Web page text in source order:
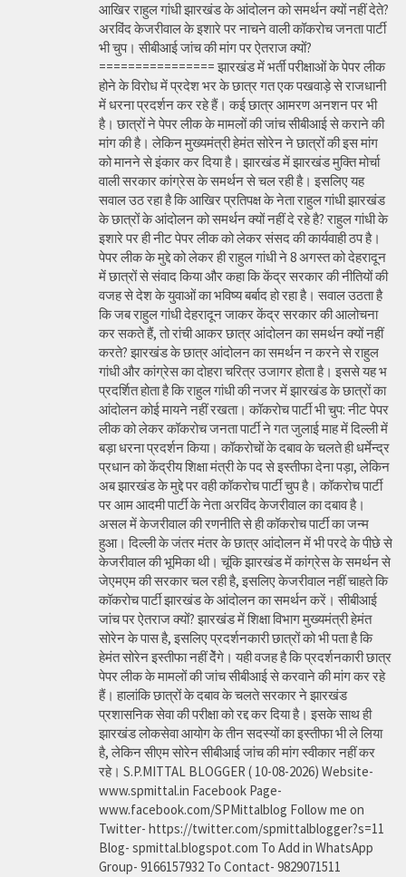
आखिर राहुल गांधी झारखंड के आंदोलन को समर्थन क्यों नहीं देते?
अरविंद केजरीवाल के इशारे पर नाचने वाली कॉकरोच जनता पार्टी
भी चुप। सीबीआई जांच की मांग पर ऐतराज क्यों?
================ झारखंड में भर्ती परीक्षाओं के पेपर लीक
होने के विरोध में प्रदेश भर के छात्र गत एक पखवाड़े से राजधानी
में धरना प्रदर्शन कर रहे हैं। कई छात्र आमरण अनशन पर भी
है। छात्रों ने पेपर लीक के मामलों की जांच सीबीआई से कराने की
मांग की है। लेकिन मुख्यमंत्री हेमंत सोरेन ने छात्रों की इस मांग
को मानने से इंकार कर दिया है। झारखंड में झारखंड मुक्ति मोर्चा
वाली सरकार कांग्रेस के समर्थन से चल रही है। इसलिए यह
सवाल उठ रहा है कि आखिर प्रतिपक्ष के नेता राहुल गांधी झारखंड
के छात्रों के आंदोलन को समर्थन क्यों नहीं दे रहे है? राहुल गांधी के
इशारे पर ही नीट पेपर लीक को लेकर संसद की कार्यवाही ठप है।
पेपर लीक के मुद्दे को लेकर ही राहुल गांधी ने 8 अगस्त को देहरादून
में छात्रों से संवाद किया और कहा कि केंद्र सरकार की नीतियों की
वजह से देश के युवाओं का भविष्य बर्बाद हो रहा है। सवाल उठता है
कि जब राहुल गांधी देहरादून जाकर केंद्र सरकार की आलोचना
कर सकते हैं, तो रांची आकर छात्र आंदोलन का समर्थन क्यों नहीं
करते? झारखंड के छात्र आंदोलन का समर्थन न करने से राहुल
गांधी और कांग्रेस का दोहरा चरित्र उजागर होता है। इससे यह भ
प्रदर्शित होता है कि राहुल गांधी की नजर में झारखंड के छात्रों का
आंदोलन कोई मायने नहीं रखता। कॉकरोच पार्टी भी चुप: नीट पेपर
लीक को लेकर कॉकरोच जनता पार्टी ने गत जुलाई माह में दिल्ली में
बड़ा धरना प्रदर्शन किया। कॉकरोचों के दबाव के चलते ही धर्मेन्द्र
प्रधान को केंद्रीय शिक्षा मंत्री के पद से इस्तीफा देना पड़ा, लेकिन
अब झारखंड के मुद्दे पर वही कॉकरोच पार्टी चुप है। कॉकरोच पार्टी
पर आम आदमी पार्टी के नेता अरविंद केजरीवाल का दबाव है।
असल में केजरीवाल की रणनीति से ही कॉकरोच पार्टी का जन्म
हुआ। दिल्ली के जंतर मंतर के छात्र आंदोलन में भी परदे के पीछे से
केजरीवाल की भूमिका थी। चूंकि झारखंड में कांग्रेस के समर्थन से
जेएमएम की सरकार चल रही है, इसलिए केजरीवाल नहीं चाहते कि
कॉकरोच पार्टी झारखंड के आंदोलन का समर्थन करें। सीबीआई
जांच पर ऐतराज क्यों? झारखंड में शिक्षा विभाग मुख्यमंत्री हेमंत
सोरेन के पास है, इसलिए प्रदर्शनकारी छात्रों को भी पता है कि
हेमंत सोरेन इस्तीफा नहीं देेंगे। यही वजह है कि प्रदर्शनकारी छात्र
पेपर लीक के मामलों की जांच सीबीआई से करवाने की मांग कर रहे
हैं। हालांकि छात्रों के दबाव के चलते सरकार ने झारखंड
प्रशासनिक सेवा की परीक्षा को रद्द कर दिया है। इसके साथ ही
झारखंड लोकसेवा आयोग के तीन सदस्यों का इस्तीफा भी ले लिया
है, लेकिन सीएम सोरेन सीबीआई जांच की मांग स्वीकार नहीं कर
रहे। S.P.MITTAL BLOGGER ( 10-08-2026) Website-
www.spmittal.in Facebook Page-
www.facebook.com/SPMittalblog Follow me on
Twitter- https://twitter.com/spmittalblogger?s=11
Blog- spmittal.blogspot.com To Add in WhatsApp
Group- 9166157932 To Contact- 9829071511